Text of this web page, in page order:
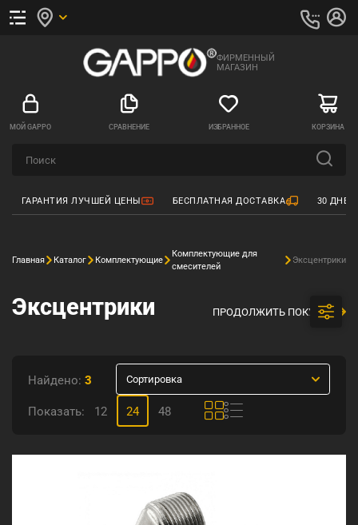
ФИРМЕННЫЙ
МАГАЗИН
МОЙ GAPPO СРАВНЕНИЕ ИЗБРАННОЕ КОРЗИНА
ГАРАНТИЯ ЛУЧШЕЙ ЦЕНЫ БЕСПЛАТНАЯ ДОСТАВКА 30
Главная Каталог Комплектующие
Комплектующие для
смесителей
Эксцентрики
Эксцентрики ПРОДОЛЖИТЬ ПОКУПКИ
Найдено: 3 Сортировка
Показать: 12 24 48